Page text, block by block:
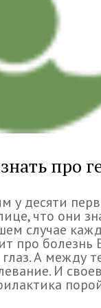
про
у десяти
что они
случае
про болезнь
А между
И